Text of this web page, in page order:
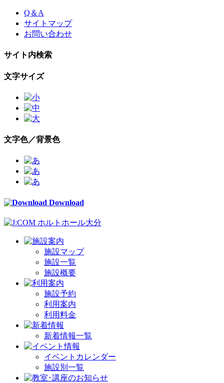
Skip
content
Q＆A
サイトマップ
お問い合わせ
サイト内検索
文字サイズ
文字色／背景色
Download
施設マップ
施設一覧
施設概要
施設予約
利用案内
利用料金
新着情報一覧
イベントカレンダー
施設別一覧